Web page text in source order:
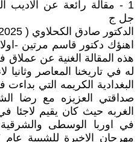
1 - مقالة رائعة عن الاديب
جل ج
الدكتور صادق الكحلاوي ( 2025 / 5 / 30 - 20:18 )
اهنؤك دكتور قاسم مرتين -
هذه المقالة الغنية عن عملاق
له في تاريخنا المعاصر
البغدادية الكريمه التي
الغربه حيث كان يقيم لاجئا في
في اوربا الوسطى